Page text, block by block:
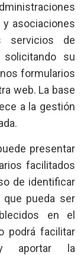
asociaciones
servicios de
su
formularios
web. La base
a la gestión
presentar
facilitados
de identificar
que pueda ser
en el
podrá facilitar
aportar la